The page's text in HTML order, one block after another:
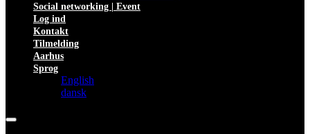
Social networking | Event
Log ind
Kontakt
Tilmelding
Aarhus
Sprog
English
dansk